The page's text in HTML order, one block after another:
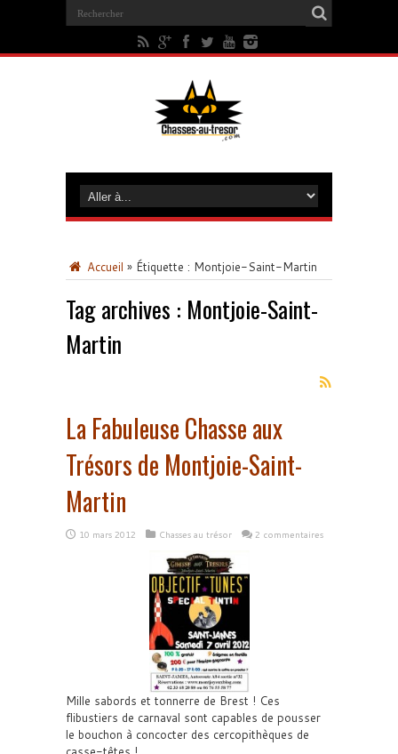
Accueil » Étiquette : Montjoie-Saint-Martin
Tag archives : Montjoie-Saint-
Martin
La Fabuleuse Chasse aux
Trésors de Montjoie-Saint-
Martin
10 mars 2012 Chasses au trésor 2 commentaires
Mille sabords et tonnerre de Brest ! Ces
flibustiers de carnaval sont capables de pousser
le bouchon à concocter des cercopithèques de